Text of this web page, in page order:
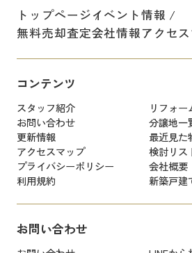
トップページイベント情報
無料売却査定会社情報アクセ
コンテンツ
スタッフ紹介
リフォー
お問い合わせ
分譲地一
更新情報
最近見た
アクセスマップ
検討リス
プライバシーポリシー
会社概要
利用規約
新築戸建
お問い合わせ